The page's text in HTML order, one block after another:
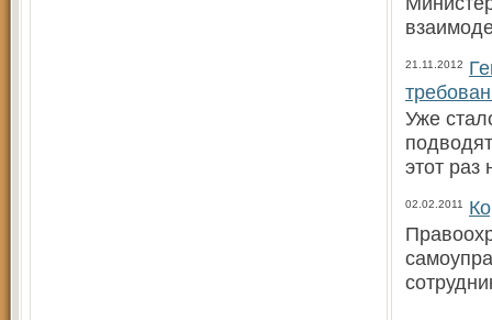
21.11.2012
Уже
этот раз
02.02.2011